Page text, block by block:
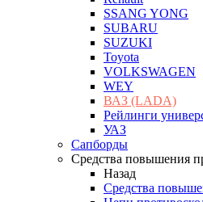
SSANG YONG
SUBARU
SUZUKI
Toyota
VOLKSWAGEN
WEY
ВАЗ (LADA)
Рейлинги
УАЗ
Сапборды
Средства повышения
Назад
Средства